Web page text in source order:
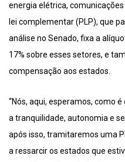
energia elétrica,
lei complementar (PLP), que
análise no Senado, fixa a
17% sobre esses setores, e
compensação aos estados.
“Nós, aqui, esperamos, como
a tranquilidade, autonomia e
após isso, tramitaremos uma
a ressarcir os estados que